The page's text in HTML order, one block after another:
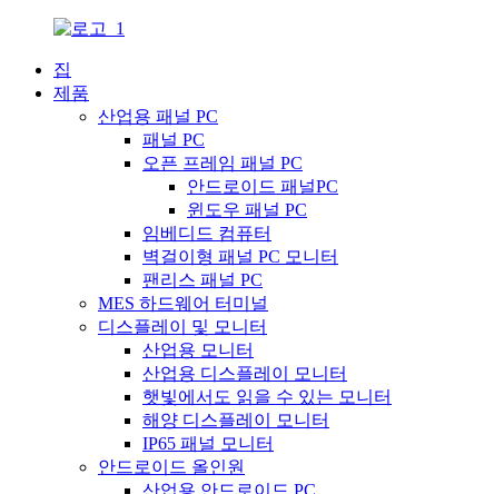
집
제품
산업용 패널 PC
패널 PC
오픈 프레임 패널 PC
안드로이드 패널PC
윈도우 패널 PC
임베디드 컴퓨터
벽걸이형 패널 PC 모니터
팬리스 패널 PC
MES 하드웨어 터미널
디스플레이 및 모니터
산업용 모니터
산업용 디스플레이 모니터
햇빛에서도 읽을 수 있는 모니터
해양 디스플레이 모니터
IP65 패널 모니터
안드로이드 올인원
산업용 안드로이드 PC